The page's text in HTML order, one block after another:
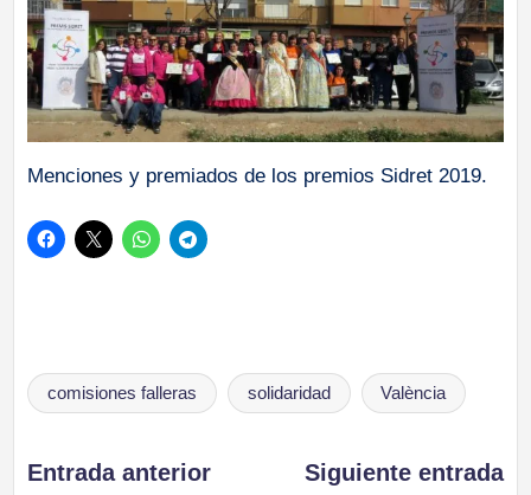
Menciones y premiados de los premios Sidret 2019.
Etiquetas:
comisiones falleras solidaridad València
Entrada anterior Siguiente entrada